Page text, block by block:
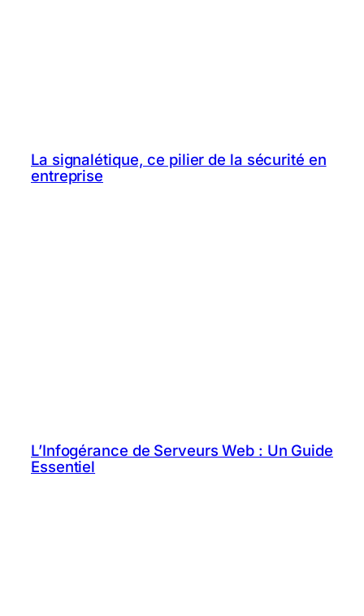
La signalétique, ce pilier de la sécurité en
entreprise
L’Infogérance de Serveurs Web : Un Guide
Essentiel